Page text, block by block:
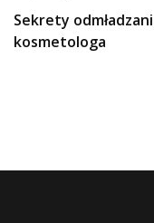
Sekrety
kosmetologa